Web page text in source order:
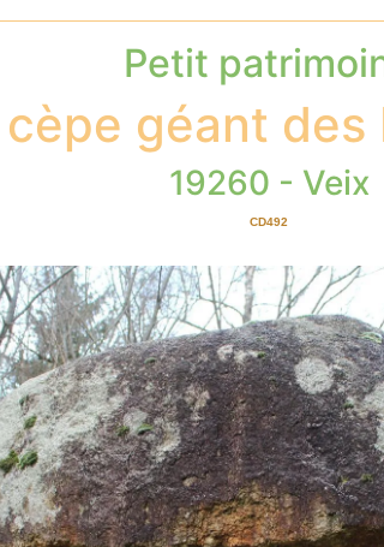
Petit
géant des
19260 - Veix
CD492